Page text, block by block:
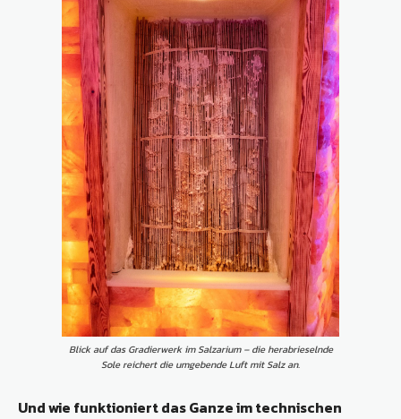
Blick auf das Gradierwerk im Salzarium – die herabrieselnde
Sole reichert die umgebende Luft mit Salz an.
Und wie funktioniert das Ganze im technischen